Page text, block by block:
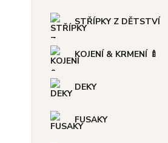
STŘÍPKY Z DĚTSTVÍ
KOJENÍ & KRMENÍ 🍼
DEKY
FUSAKY